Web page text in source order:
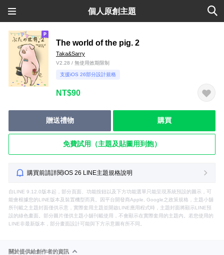
個人原創主題
The world of the pig. 2
Taka&Sarry
V2.28 / 無使用效期限制
支援iOS 26部分設計規格
NT$90
贈送禮物 購買
免費試用（主題及貼圖用到飽）
購買前請詳閱iOS 26 LINE主題規格說明
自LINE 9.12.0版本起，部分頁面、功能按鈕以及下方功能選單只能呈現系統預設的圖示，可
能會根據您的LINE版本及裝置機型而異。因平台開發商Apple, Google之政策規格，主題小舖
所刊載之主題封面僅供示意，實際套用主題並開啟LINE應用程式時，主題封面將顯示LINE預
設的綠色畫面。部分圖片僅供主題小舖刊載使用，不會顯示在實際套用的主題內。若您使用的
LINE非最新版本，部分畫面設計可能與下方示意圖有所不同。
關於提供給創作者的資訊